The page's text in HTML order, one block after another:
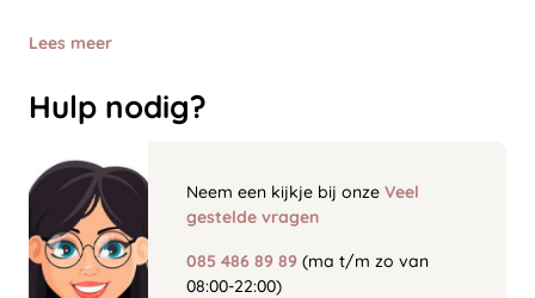
Lees meer
Hulp nodig?
Neem een kijkje bij onze Veel
gestelde vragen
085 486 89 89 (ma t/m zo van
08:00-22:00)